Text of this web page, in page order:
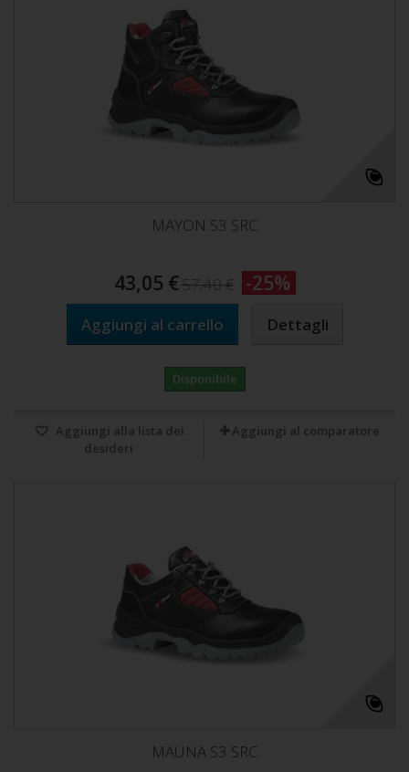
MAYON S3 SRC
43,05 €57,40 € -25%
Aggiungi al carrello Dettagli
Disponibile
Aggiungi alla lista dei
desideri
Aggiungi al comparatore
MAUNA S3 SRC